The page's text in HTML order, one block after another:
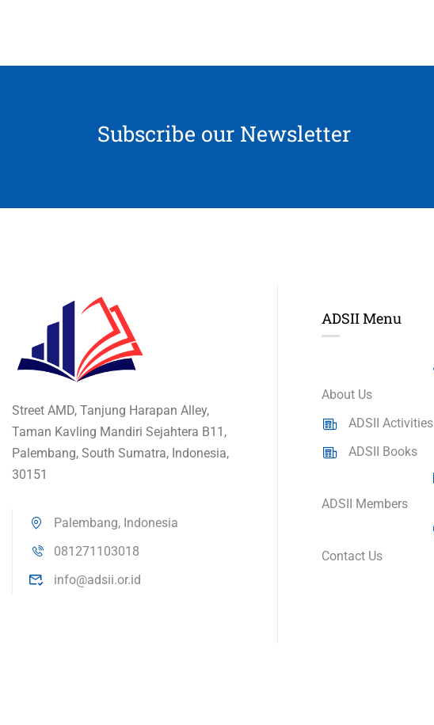
Subscribe our Newsletter
Street AMD, Tanjung Harapan Alley,
Taman Kavling Mandiri Sejahtera B11,
Palembang, South Sumatra, Indonesia,
30151
Palembang, Indonesia
081271103018
info@adsii.or.id
ADSII Menu
About Us
ADSII Activities
ADSII Books
ADSII Members
Contact Us